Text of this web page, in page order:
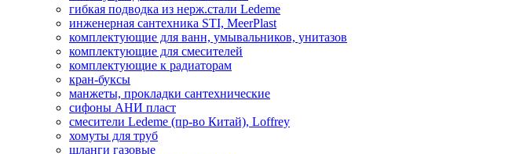
гибкая подводка из нерж.стали Ledeme
инженерная сантехника STI, MeerPlast
комплектующие для ванн, умывальников, унитазов
комплектующие для смесителей
комплектующие к радиаторам
кран-буксы
манжеты, прокладки сантехнические
сифоны АНИ пласт
смесители Ledeme (пр-во Китай), Loffrey
хомуты для труб
шланги газовые